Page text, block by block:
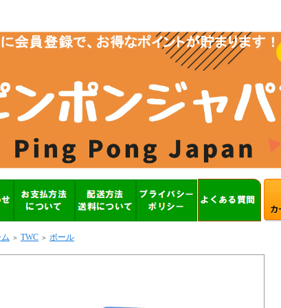
＞ TWC ＞ ボール